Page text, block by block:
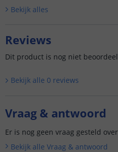
Bekijk alles
Reviews
Dit product is nog niet
Bekijk alle 0 reviews
Vraag & antwoord
Er is nog geen vraag gesteld
Bekijk alle Vraag & antwoord